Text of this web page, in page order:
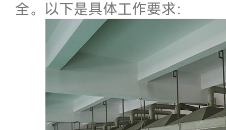
全。以下是具体工作要求：